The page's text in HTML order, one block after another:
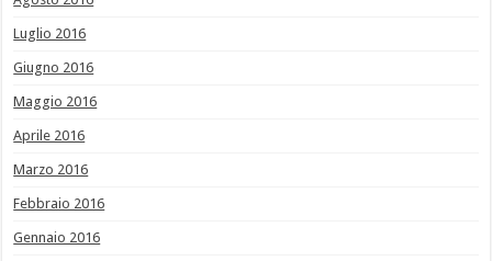
Luglio 2016
Giugno 2016
Maggio 2016
Aprile 2016
Marzo 2016
Febbraio 2016
Gennaio 2016